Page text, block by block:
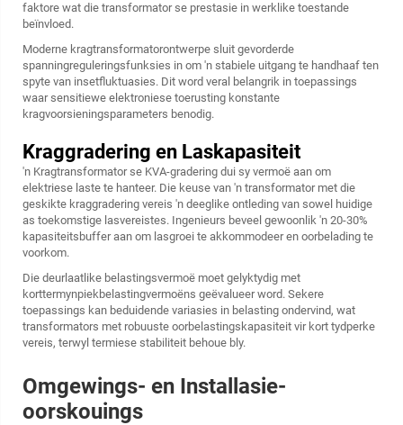
faktore wat die transformator se prestasie in werklike toestande
beïnvloed.
Moderne kragtransformatorontwerpe sluit gevorderde
spanningreguleringsfunksies in om 'n stabiele uitgang te handhaaf ten
spyte van insetfluktuasies. Dit word veral belangrik in toepassings
waar sensitiewe elektroniese toerusting konstante
kragvoorsieningsparameters benodig.
Kraggradering en Laskapasiteit
'n Kragtransformator se KVA-gradering dui sy vermoë aan om
elektriese laste te hanteer. Die keuse van 'n transformator met die
geskikte kraggradering vereis 'n deeglike ontleding van sowel huidige
as toekomstige lasvereistes. Ingenieurs beveel gewoonlik 'n 20-30%
kapasiteitsbuffer aan om lasgroei te akkommodeer en oorbelading te
voorkom.
Die deurlaatlike belastingsvermoë moet gelyktydig met
korttermynpiekbelastingvermoëns geëvalueer word. Sekere
toepassings kan beduidende variasies in belasting ondervind, wat
transformators met robuuste oorbelastingskapasiteit vir kort tydperke
vereis, terwyl termiese stabiliteit behoue bly.
Omgewings- en Installasie-
oorskouings